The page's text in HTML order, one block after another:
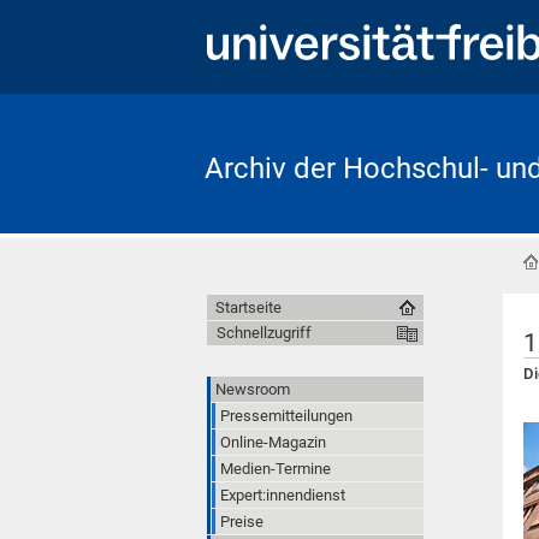
Archiv der Hochschul-
Startseite
Schnellzugriff
Newsroom
Pressemitteilungen
Online-Magazin
Medien-Termine
Expert:innendienst
Preise